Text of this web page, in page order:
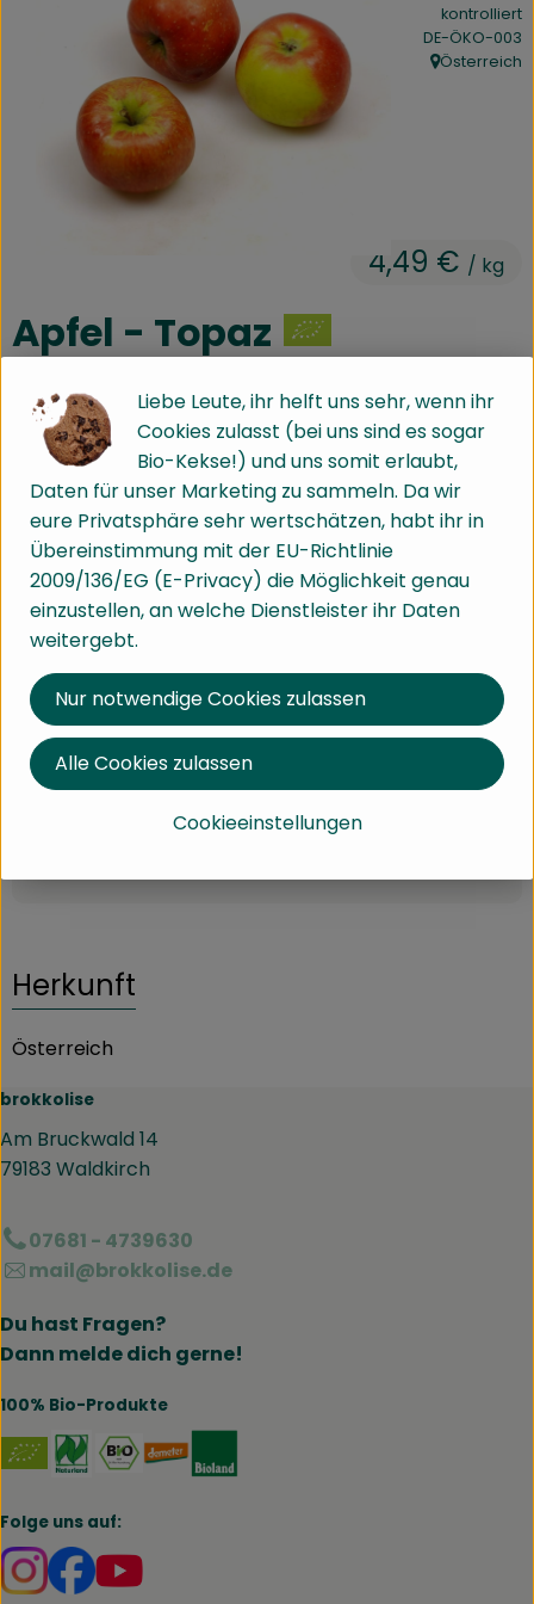
Kühltheke
Speisekammer
Bäckerei
Getränke
Biokiste
Über brokkolise
Wissenswertes
Apfel - Topaz
4,49 € / kg
kontrolliert
, Kontrollstelle:
DE-ÖKO-003
, Herkunft:
Österreich
Artikel ist aktuell nicht bestellbar!
#2003 4,49 €/ kg 7% MwSt
Handelsklasse 2
Dieser Artikel wird genau eingewogen.
Info Herkunft
Info
Die Äpfel sind mittelgroß und meist gelb, weisen aber
oft auch große rot gestreifte Farbanteile auf, saftig
und aromatisch leicht süß-säuerlich, das Fruchtfleisch
ist fest, feinzellig und knackig. Die Schale ist von Natur
aus speckig, wachsig.
Herkunft
Österreich
brokkolise
Am Bruckwald 14
79183 Waldkirch
07681 - 4739630
mail@brokkolise.de
Du hast Fragen?
Dann melde dich gerne!
100% Bio-Produkte
Externer Link zu https://www.naturland.de/de/
Externer Link zu https://www.bmel.de/
Folge uns auf:
Externer Link zu https://www.instagram.com/
Externer Link zu https://www.facebook.com/
Liebe Leute, ihr helft uns sehr, wenn ihr
Cookies zulasst (bei uns sind es sogar
Bio-Kekse!) und uns somit erlaubt,
Daten für unser Marketing zu sammeln. Da wir
eure Privatsphäre sehr wertschätzen, habt ihr in
Übereinstimmung mit der EU-Richtlinie
2009/136/EG (E-Privacy) die Möglichkeit genau
einzustellen, an welche Dienstleister ihr Daten
weitergebt.
Cookieeinstellungen
Nur notwendige Cookies zulassen
Alle Cookies zulassen